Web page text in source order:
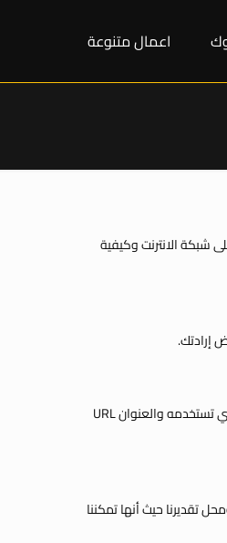
اعمال متنوعة
شبكة الانترنت وكيفية
إرادتك.
في أي وقت تزور فيه اي موقع انترنت بما فيها هذا الموقع , سيقوم السيرفر المضيف بتسجيل عنوان بروتوكول شبكة الإنترنت (IP) الخاص بك , تاريخ ووقت الزيارة ونوع متصفح الإنترنت الذي تستخدمه والعنوان URL
تقديرنا حيث أنها تمكننا